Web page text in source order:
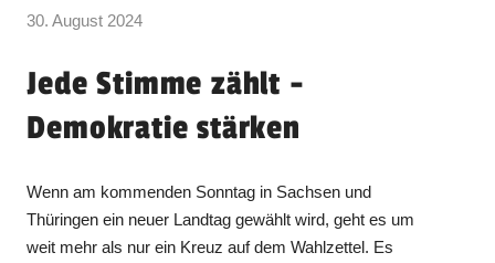
30. August 2024
Jede Stimme zählt -
Demokratie stärken
Wenn am kommenden Sonntag in Sachsen und
Thüringen ein neuer Landtag gewählt wird, geht es um
weit mehr als nur ein Kreuz auf dem Wahlzettel. Es